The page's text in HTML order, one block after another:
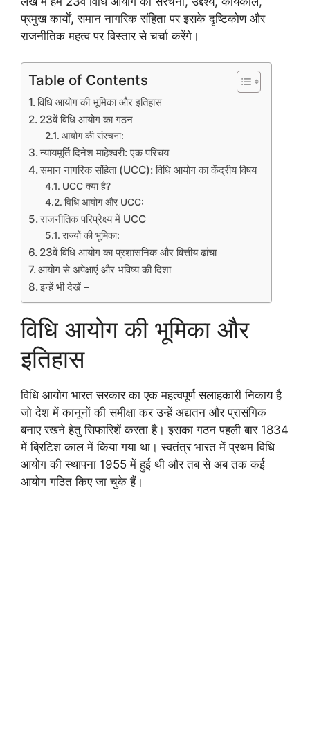
प्रमुख कार्यों, समान नागरिक संहिता पर इसके दृष्टिकोण और
राजनीतिक महत्व पर विस्तार से चर्चा करेंगे।
Table of Contents
विधि आयोग की भूमिका और इतिहास
23वें विधि आयोग का गठन
आयोग की संरचना:
न्यायमूर्ति दिनेश माहेश्वरी: एक परिचय
समान नागरिक संहिता (UCC): विधि आयोग का केंद्रीय विषय
UCC क्या है?
विधि आयोग और UCC:
राजनीतिक परिप्रेक्ष्य में UCC
राज्यों की भूमिका:
23वें विधि आयोग का प्रशासनिक और वित्तीय ढांचा
आयोग से अपेक्षाएं और भविष्य की दिशा
इन्हें भी देखें –
विधि आयोग की भूमिका और
इतिहास
विधि आयोग भारत सरकार का एक महत्वपूर्ण सलाहकारी निकाय है
जो देश में कानूनों की समीक्षा कर उन्हें अद्यतन और प्रासंगिक
बनाए रखने हेतु सिफारिशें करता है। इसका गठन पहली बार 1834
में ब्रिटिश काल में किया गया था। स्वतंत्र भारत में प्रथम विधि
आयोग की स्थापना 1955 में हुई थी और तब से अब तक कई
आयोग गठित किए जा चुके हैं।